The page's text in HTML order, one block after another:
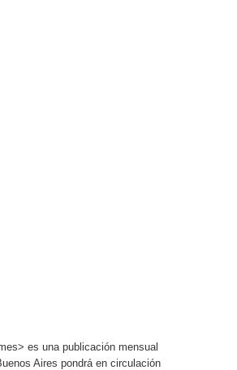
es una publicación mensual
Aires pondrá en circulación